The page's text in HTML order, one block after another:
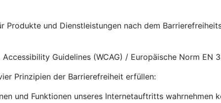
und Dienstleistungen nach dem
Guidelines (WCAG) / Europäische Norm EN
Prinzipien der Barrierefreiheit erfüllen:
und Funktionen unseres Internetauftritts wahrnehmen